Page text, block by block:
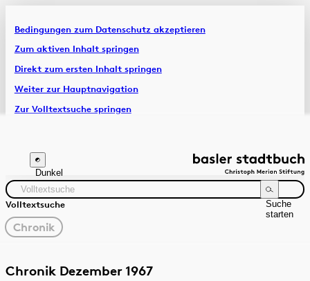
Bedingungen zum Datenschutz akzeptieren
Zum aktiven Inhalt springen
Direkt zum ersten Inhalt springen
Weiter zur Hauptnavigation
Zur Volltextsuche springen
Artikel & Dossiers
Chronik
Dunkel
Volltextsuche
Suche
starten
gewählter
Filter
Chronik
Quelle Zeitraum
Chronik Dezember 1967